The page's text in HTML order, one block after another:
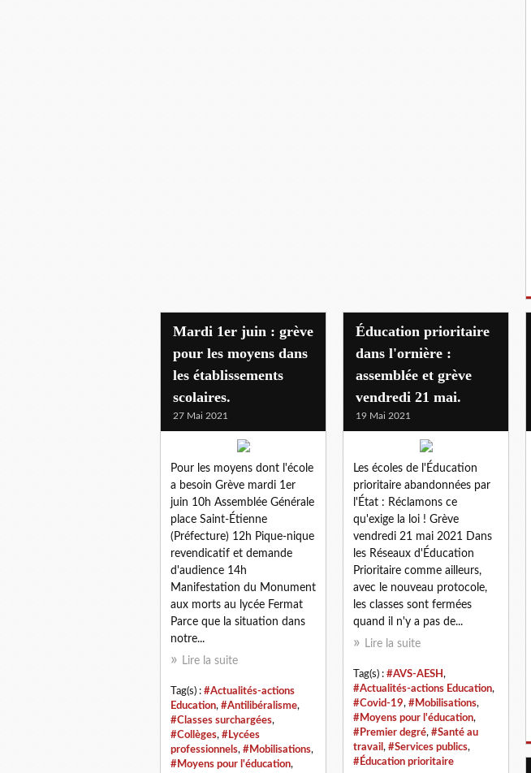
Mardi 1er juin : grève
pour les moyens dans
les établissements
scolaires.
27 Mai 2021
Pour les moyens dont l'école
a besoin Grève mardi 1er
juin 10h Assemblée Générale
place Saint-Étienne
(Préfecture) 12h Pique-nique
revendicatif et demande
d'audience 14h
Manifestation du Monument
aux morts au lycée Fermat
Parce que la situation dans
notre...
Lire la suite
Tag(s) : #Actualités-actions
Education, #Antilibéralisme,
#Classes surchargées,
#Collèges, #Lycées
professionnels, #Mobilisations,
#Moyens pour l'éducation,
Éducation prioritaire
dans l'ornière :
assemblée et grève
vendredi 21 mai.
19 Mai 2021
Les écoles de l'Éducation
prioritaire abandonnées par
l'État : Réclamons ce
qu'exige la loi ! Grève
vendredi 21 mai 2021 Dans
les Réseaux d'Éducation
Prioritaire comme ailleurs,
avec le nouveau protocole,
les classes sont fermées
quand il n'y a pas de...
Lire la suite
Tag(s) : #AVS-AESH,
#Actualités-actions Education,
#Covid-19, #Mobilisations,
#Moyens pour l'éducation,
#Premier degré, #Santé au
travail , #Services publics,
#Éducation prioritaire